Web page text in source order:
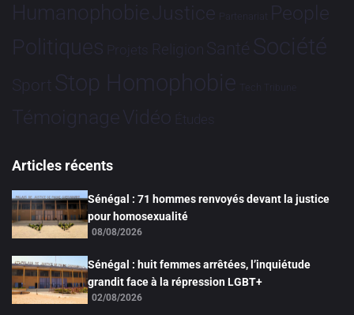
HumanophobieJustice Partenariat People
Politiques Projets Religion Santé Société
Sport Stop Homophobie Tech Tribune
TémoignageVidéo Études
Articles récents
Sénégal : 71 hommes renvoyés devant la justice
pour homosexualité
08/08/2026
Sénégal : huit femmes arrêtées, l’inquiétude
grandit face à la répression LGBT+
02/08/2026